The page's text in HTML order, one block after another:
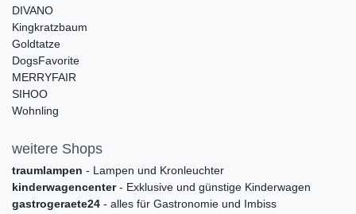
DIVANO
Kingkratzbaum
Goldtatze
DogsFavorite
MERRYFAIR
SIHOO
Wohnling
weitere Shops
traumlampen - Lampen und Kronleuchter
kinderwagencenter- Exklusive und günstige Kinderwagen
gastrogeraete24 - alles für Gastronomie und Imbiss